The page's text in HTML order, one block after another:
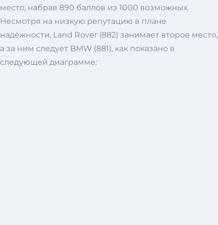
место, набрав 890 баллов из 1000 возможных.
Несмотря на низкую репутацию в плане
надёжности, Land Rover (882) занимает второе место,
а за ним следует BMW (881), как показано в
следующей диаграмме: